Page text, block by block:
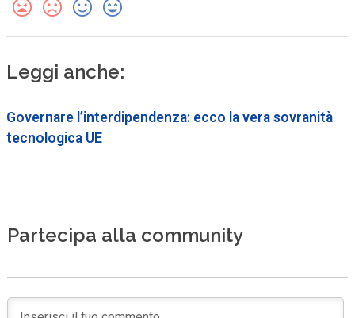
Leggi anche:
Governare l’interdipendenza: ecco la vera sovranità
tecnologica UE
Partecipa alla community